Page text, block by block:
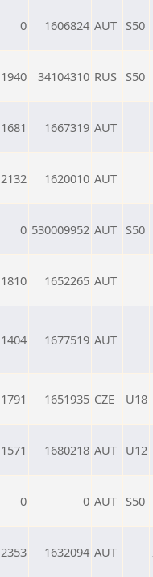
0 1606824 AUT S50
1940 34104310 RUS S50
1681 1667319 AUT
2132 1620010 AUT
0 530009952 AUT S50
1810 1652265 AUT
1404 1677519 AUT
1791 1651935 CZE U18
1571 1680218 AUT U12
0 0 AUT S50
2353 1632094 AUT